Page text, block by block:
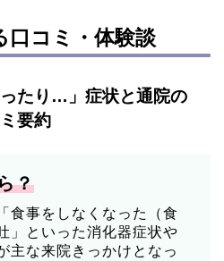
口コミ・体験談
ったり…」症状と通院の
要約
？
食事をしなくなった（食
」といった消化器症状や
主な来院きっかけとなっ